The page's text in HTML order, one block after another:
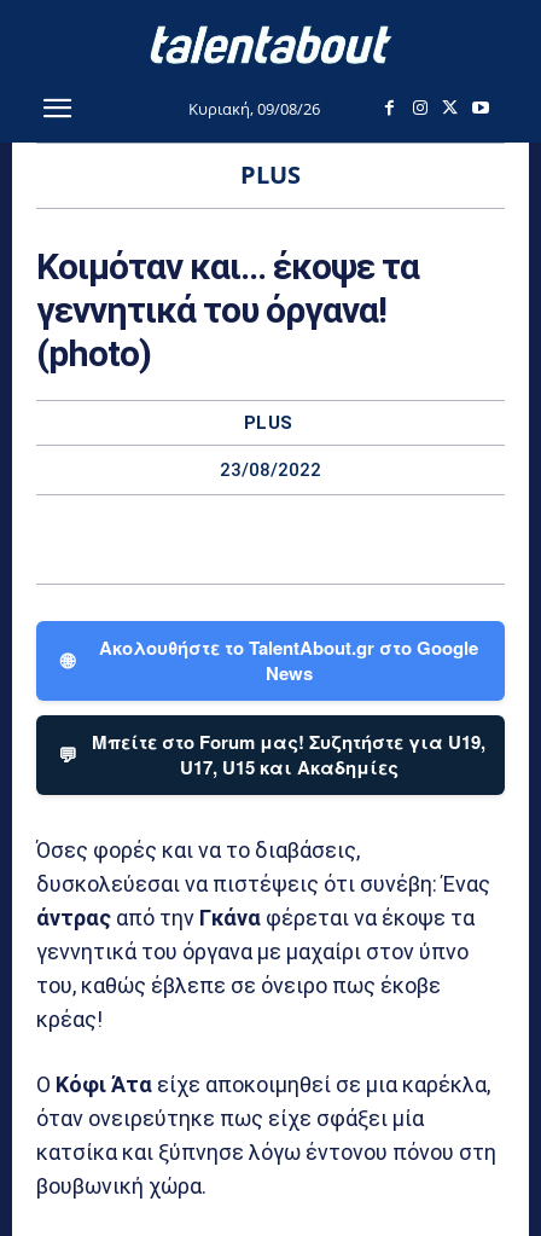
Κυριακή, 09/08/26
PLUS
Κοιμόταν και… έκοψε τα
γεννητικά του όργανα!
(photo)
PLUS
23/08/2022
🌐
Ακολουθήστε το TalentAbout.gr στο Google
News
💬
Μπείτε στο Forum μας! Συζητήστε για U19,
U17, U15 και Ακαδημίες
Όσες φορές και να το διαβάσεις,
δυσκολεύεσαι να πιστέψεις ότι συνέβη: Ένας
άντρας από την Γκάνα φέρεται να έκοψε τα
γεννητικά του όργανα με μαχαίρι στον ύπνο
του, καθώς έβλεπε σε όνειρο πως έκοβε
κρέας!
Ο Κόφι Άτα είχε αποκοιμηθεί σε μια καρέκλα,
όταν ονειρεύτηκε πως είχε σφάξει μία
κατσίκα και ξύπνησε λόγω έντονου πόνου στη
βουβωνική χώρα.